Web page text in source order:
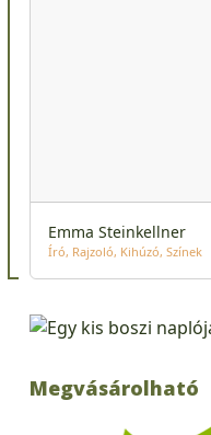
Emma Steinkellner
Író Rajzoló Kihúzó Színek
Megvásárolható